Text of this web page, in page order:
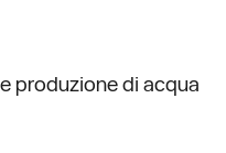
produzione di acqua